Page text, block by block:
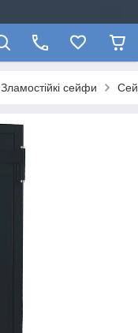
Зламостійкі сейфи